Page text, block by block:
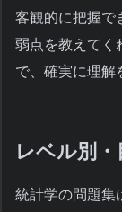
客観的に把握で
弱点を教えてく
で、確実に理解
レベル別
統計学の問題集